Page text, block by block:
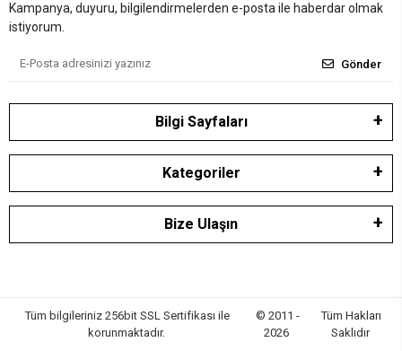
Kampanya, duyuru, bilgilendirmelerden e-posta ile haberdar olmak
istiyorum.
Gönder
Bilgi Sayfaları
Kategoriler
Bize Ulaşın
Tüm bilgileriniz 256bit SSL Sertifikası ile
korunmaktadır.
© 2011 -
2026
Tüm Hakları
Saklıdır